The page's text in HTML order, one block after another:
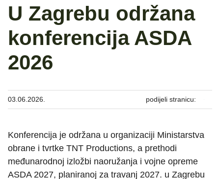
U Zagrebu održana
konferencija ASDA
2026
03.06.2026. podijeli stranicu:
Konferencija je održana u organizaciji Ministarstva
obrane i tvrtke TNT Productions, a prethodi
međunarodnoj izložbi naoružanja i vojne opreme
ASDA 2027, planiranoj za travanj 2027. u Zagrebu